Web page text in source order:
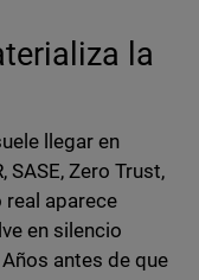
la
llegar en
Zero Trust,
aparece
en silencio
antes de que